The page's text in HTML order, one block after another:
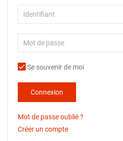
Se souvenir de moi
Connexion
Mot de passe oublié ?
Créer un compte